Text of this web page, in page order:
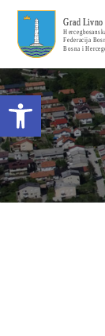
Open toolbar